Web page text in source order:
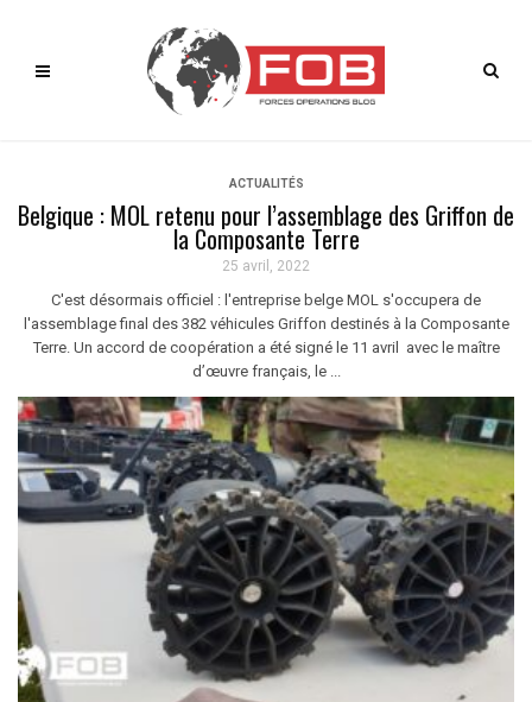
ACTUALITÉS
Belgique : MOL retenu pour l’assemblage des Griffon de
la Composante Terre
25 avril, 2022
C'est désormais officiel : l'entreprise belge MOL s'occupera de
l'assemblage final des 382 véhicules Griffon destinés à la Composante
Terre. Un accord de coopération a été signé le 11 avril avec le maître
d’œuvre français, le ...